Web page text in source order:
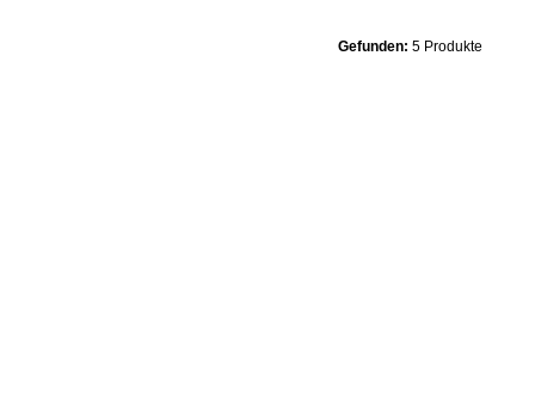
Gefunden: 5 Produkte